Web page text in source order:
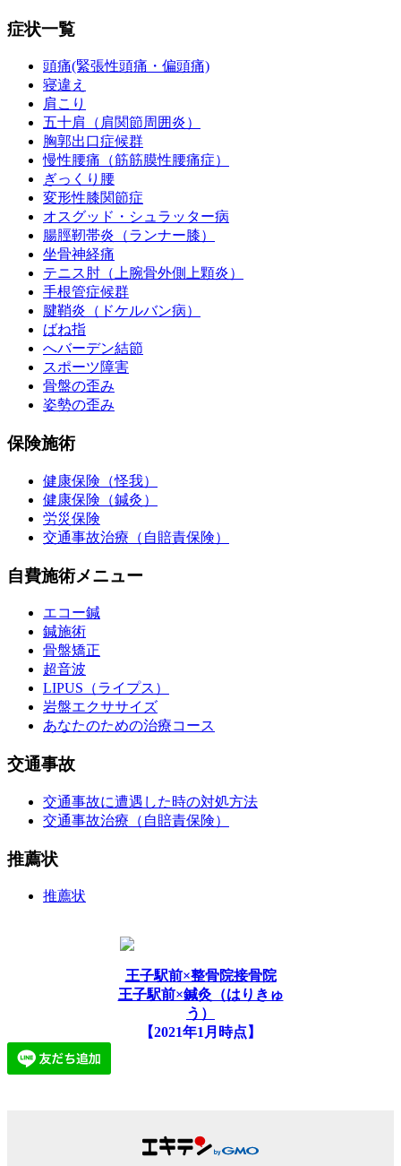
症状一覧
頭痛(緊張性頭痛・偏頭痛)
寝違え
肩こり
五十肩（肩関節周囲炎）
胸郭出口症候群
慢性腰痛（筋筋膜性腰痛症）
ぎっくり腰
変形性膝関節症
オスグッド・シュラッター病
腸脛靭帯炎（ランナー膝）
坐骨神経痛
テニス肘（上腕骨外側上顆炎）
手根管症候群
腱鞘炎（ドケルバン病）
ばね指
へバーデン結節
スポーツ障害
骨盤の歪み
姿勢の歪み
保険施術
健康保険（怪我）
健康保険（鍼灸）
労災保険
交通事故治療（自賠責保険）
自費施術メニュー
エコー鍼
鍼施術
骨盤矯正
超音波
LIPUS（ライプス）
岩盤エクササイズ
あなたのための治療コース
交通事故
交通事故に遭遇した時の対処方法
交通事故治療（自賠責保険）
推薦状
推薦状
王子駅前×整骨院接骨院
王子駅前×鍼灸（はりきゅ
う）
【2021年1月時点】